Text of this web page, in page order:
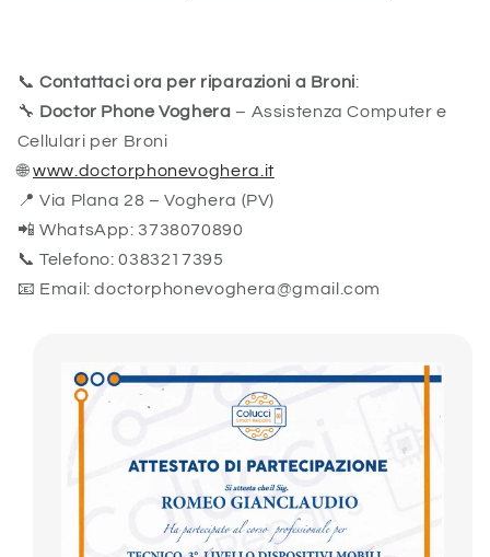
📞Contattaci ora per riparazioni a Broni:
🔧 Doctor Phone Voghera – Assistenza Computer e
Cellulari per Broni
🌐www.doctorphonevoghera.it
📍 Via Plana 28 – Voghera (PV)
📲 WhatsApp: 3738070890
📞 Telefono: 0383217395
📧 Email: doctorphonevoghera@gmail.com